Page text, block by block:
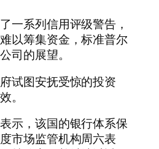
一系列信用评级警告，
以筹集资金，标准普尔
司的展望。
试图安抚受惊的投资
。
示，该国的银行体系保
市场监管机构周六表